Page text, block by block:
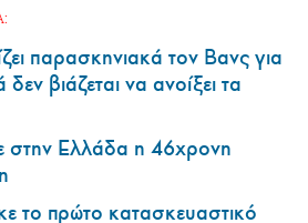
παρασκηνιακά τον Βανς για
βιάζεται να ανοίξει τα
στην Ελλάδα η 46χρονη
το πρώτο κατασκευαστικό